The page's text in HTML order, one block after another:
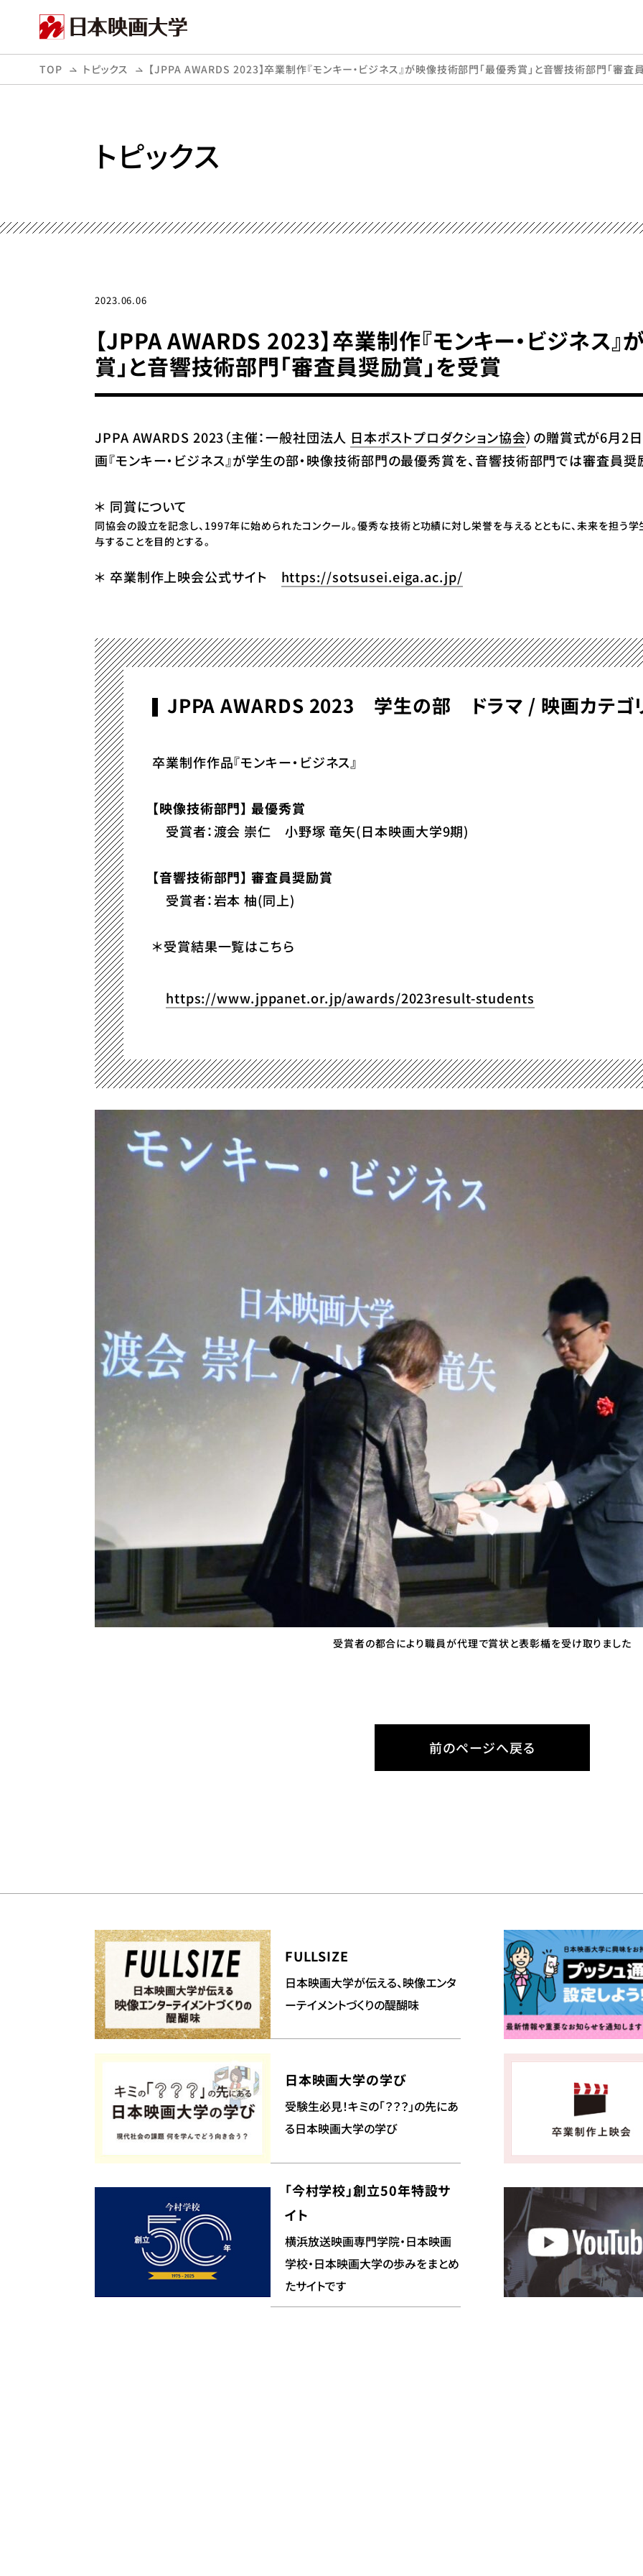
TOP トピックス 【JPPA AWARDS 2023】卒業制作『モンキー・ビジネス』が映像技術部門「最優秀賞」と音響技術部門「審査
トピックス
2023.06.06
【JPPA AWARDS 2023】卒業制作『モンキー・ビジネス
賞」と音響技術部門「審査員奨励賞」を受賞
JPPA AWARDS 2023（主催：一般社団法人 日本ポストプロダクション協会）の贈賞式が6月2
画『モンキー・ビジネス』が学生の部・映像技術部門の最優秀賞を、音響技術部門では審査員
＊ 同賞について
同協会の設立を記念し、1997年に始められたコンクール。優秀な技術と功績に対し栄誉を与えるとともに、未来を担う
与することを目的とする。
＊ 卒業制作上映会公式サイト https://sotsusei.eiga.ac.jp/
JPPA AWARDS 2023 学生の部 ドラマ / 映画カテゴ
卒業制作作品『モンキー・ビジネス』
【映像技術部門】 最優秀賞
受賞者：渡会 崇仁 小野塚 竜矢(日本映画大学9期)
【音響技術部門】 審査員奨励賞
受賞者：岩本 柚(同上)
＊受賞結果一覧はこちら
https://www.jppanet.or.jp/awards/2023result-students
受賞者の都合により職員が代理で賞状と表彰楯を受け取りました
前のページへ戻る
FULLSIZE
日本映画大学が伝える、映像エンタ
ーテイメントづくりの醍醐味
日本映画大学の学び
受験生必見！キミの「？？？」の先にあ
る日本映画大学の学び
「今村学校」創立50年特設サ
イト
横浜放送映画専門学院・日本映画
学校・日本映画大学の歩みをまとめ
たサイトです